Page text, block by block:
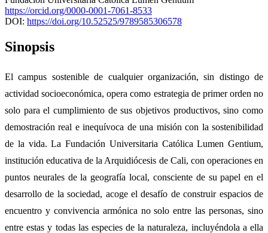
https://orcid.org/0000-0001-7061-8533
DOI: https://doi.org/10.52525/9789585306578
Sinopsis
El campus sostenible de cualquier organización, sin distingo de
actividad socioeconómica, opera como estrategia de primer orden no
solo para el cumplimiento de sus objetivos productivos, sino como
demostración real e inequívoca de una misión con la sostenibilidad
de la vida. La Fundación Universitaria Católica Lumen Gentium,
institución educativa de la Arquidiócesis de Cali, con operaciones en
puntos neurales de la geografía local, consciente de su papel en el
desarrollo de la sociedad, acoge el desafío de construir espacios de
encuentro y convivencia armónica no solo entre las personas, sino
entre estas y todas las especies de la naturaleza, incluyéndola a ella